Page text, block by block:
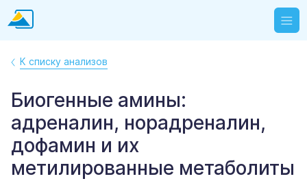
К списку анализов
Биогенные амины:
адреналин, норадреналин,
дофамин и их
метилированные метаболиты